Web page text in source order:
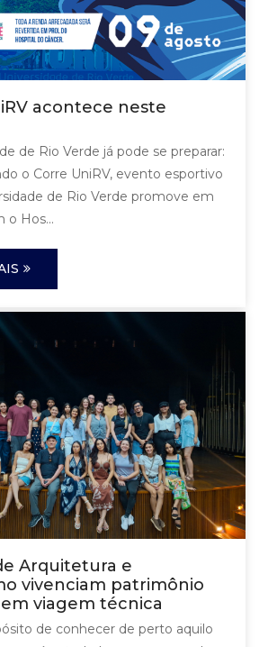
acontece neste
de Rio Verde já pode se preparar:
o Corre UniRV, evento esportivo
de Rio Verde promove em
o Hos...
Arquitetura e
vivenciam patrimônio
viagem técnica
de conhecer de perto aquilo